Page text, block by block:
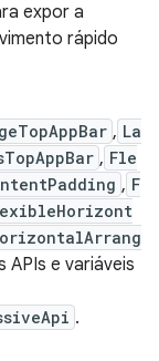
expor a
rápido
, La
, Fle
, F
APIs e variáveis
.